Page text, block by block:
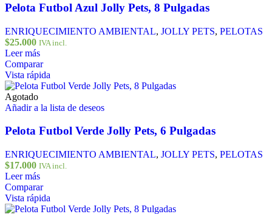
Pelota Futbol Azul Jolly Pets, 8 Pulgadas
ENRIQUECIMIENTO AMBIENTAL, JOLLY PETS, PELOTAS
$25.000 IVA incl.
Leer más
Comparar
Vista rápida
Agotado
Añadir a la lista de deseos
Pelota Futbol Verde Jolly Pets, 6 Pulgadas
ENRIQUECIMIENTO AMBIENTAL, JOLLY PETS, PELOTAS
$17.000 IVA incl.
Leer más
Comparar
Vista rápida